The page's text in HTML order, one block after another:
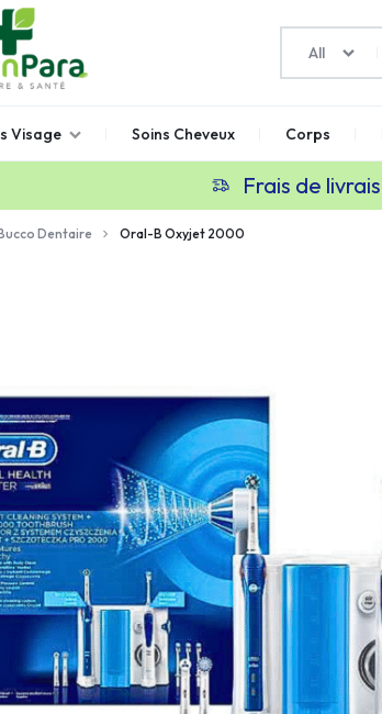
All
Visage Soins Cheveux Corps
Frais de
Dentaire Oral-B Oxyjet 2000